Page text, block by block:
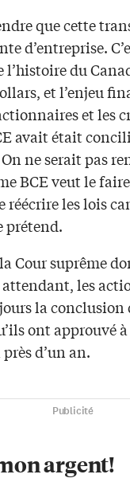
que cette
d’entreprise.
du
et l’enjeu
et les
avait était
ne serait pas
BCE veut le
réécrire les lois
prétend.
Cour suprême
attendant, les
la conclusion
ont approuvé à
d’un an.
Publicité
argent!